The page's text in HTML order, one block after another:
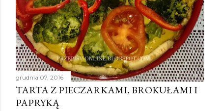
grudnia 07, 2016
TARTA Z PIECZARKAMI, BROKUŁAMI I
PAPRYKĄ